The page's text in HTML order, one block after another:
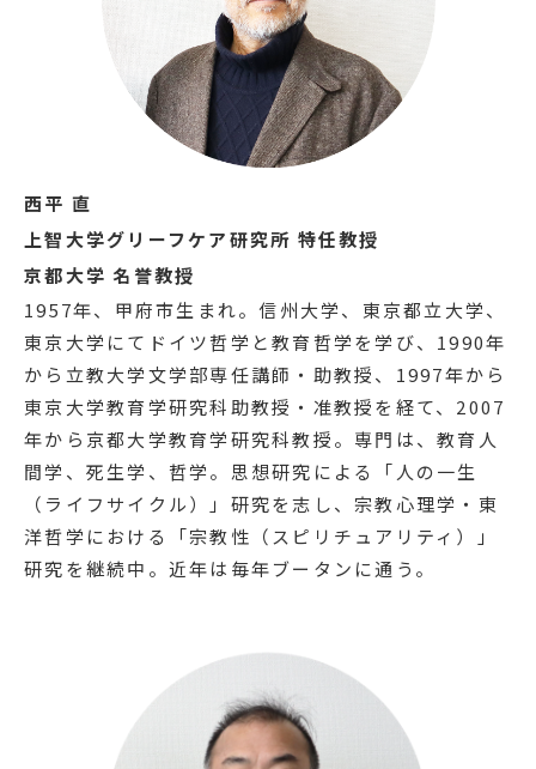
西平 直
上智大学グリーフケア研究所 特任教授
京都大学 名誉教授
1957年、甲府市生まれ。信州大学、東京都立大学、
東京大学にてドイツ哲学と教育哲学を学び、1990年
から立教大学文学部専任講師・助教授、1997年から
東京大学教育学研究科助教授・准教授を経て、2007
年から京都大学教育学研究科教授。専門は、教育人
間学、死生学、哲学。思想研究による「人の一生
（ライフサイクル）」研究を志し、宗教心理学・東
洋哲学における「宗教性（スピリチュアリティ）」
研究を継続中。近年は毎年ブータンに通う。